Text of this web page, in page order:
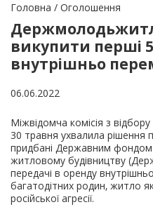
Рядок
навіґації
Головна Оголошення
викупити перші
внутрішньо
06.06.2022
Міжвідомча комісія з
30 травня ухвалила рішення
придбані Державним
житловому будівництву
передачі в оренду
багатодітних родин, житло
російської агресії.